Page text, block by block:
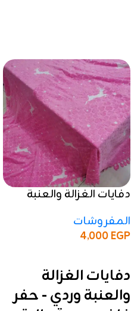
دفايات الغزالة والعنبة
عالية
المفروشات
4,000EGP
دفايات الغزالة
والعنبة وردي - حفر